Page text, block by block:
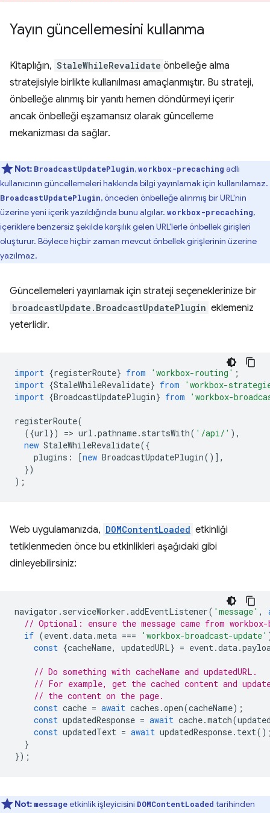
Yayın güncellemesini kullanma
Kitaplığın, StaleWhileRevalidate önbelleğe alma
stratejisiyle birlikte kullanılması amaçlanmıştır. Bu strateji,
önbelleğe alınmış bir yanıtı hemen döndürmeyi içerir
ancak önbelleği eşzamansız olarak güncelleme
mekanizması da sağlar.
Not: BroadcastUpdatePlugin,workbox-precaching adlı
kullanıcının güncellemeleri hakkında bilgi yayınlamak için kullanılamaz.
BroadcastUpdatePlugin, önceden önbelleğe alınmış bir URL'nin
üzerine yeni içerik yazıldığında bunu algılar. workbox-precaching,
içeriklere benzersiz şekilde karşılık gelen URL'lerle önbellek girişleri
oluşturur. Böylece hiçbir zaman mevcut önbellek girişlerinin üzerine
yazılmaz.
Güncellemeleri yayınlamak için strateji seçeneklerinize bir
broadcastUpdate.BroadcastUpdatePlugin eklemeniz
yeterlidir.
import {registerRoute} from 'workbox-routing' ;
import {StaleWhileRevalidate} from
'workbox-
import {BroadcastUpdatePlugin} from 'workbox-
registerRoute(
({url}) => url .pathname. startsWith( '/api/' ),
new StaleWhileRevalidate({
plugins : [new BroadcastUpdatePlugin()],
})
);
Web uygulamanızda, DOMContentLoaded etkinliği
tetiklenmeden önce bu etkinlikleri aşağıdaki gibi
dinleyebilirsiniz:
navigator . serviceWorker .addEventListener( 'message' ,
// Optional: ensure the message came from workbox-
if (event.data.meta === 'workbox-broadcast-update'
const {cacheName, updatedURL} = event.data.
// Do something with cacheName and updatedURL.
// For example, get the cached content and
// the content on the page.
const cache = await caches .open(cacheName);
const updatedResponse = await cache.match(
const updatedText = await updatedResponse. text
}
});
Not: messageetkinlik işleyicisini DOMContentLoaded tarihinden